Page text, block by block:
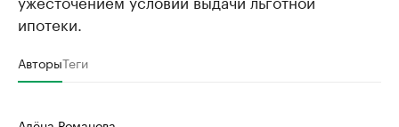
ипотеки.
АвторыТеги